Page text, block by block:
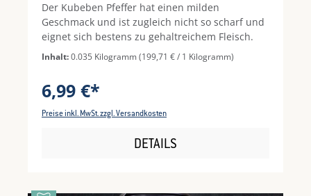
Der Kubeben Pfeffer hat einen milden
Geschmack und ist zugleich nicht so scharf und
eignet sich bestens zu gehaltreichem Fleisch.
Inhalt:0.035 Kilogramm(199,71 € / 1 Kilogramm)
6,99 €*
Preise inkl. MwSt. zzgl. Versandkosten
DETAILS